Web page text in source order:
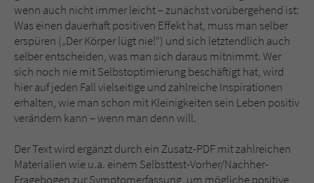
wenn auch nicht immer leicht – zunächst vorübergehend ist:
Was einen dauerhaft positiven Effekt hat, muss man selber
erspüren („Der Körper lügt nie!“) und sich letztendlich auch
selber entscheiden, was man sich daraus mitnimmt. Wer
sich noch nie mit Selbstoptimierung beschäftigt hat, wird
hier auf jeden Fall vielseitige und zahlreiche Inspirationen
erhalten, wie man schon mit Kleinigkeiten sein Leben positiv
verändern kann – wenn man denn will.
Der Text wird ergänzt durch ein Zusatz-PDF mit zahlreichen
Materialien wie u.a. einem Selbsttest-Vorher/Nachher-
Fragebogen zur Symptomerfassung, um mögliche positive